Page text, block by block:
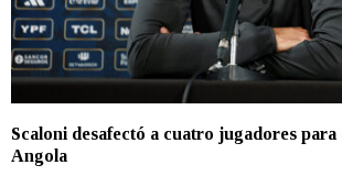
Scaloni desafectó a cuatro jugadores para
Angola